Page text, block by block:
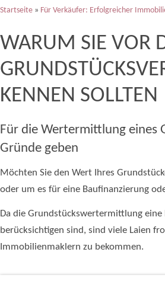
Startseite » Für Verkäufer: Erfolgreicher
WARUM SIE VOR
KENNEN SOLLTEN
Für die Wertermittlung eines
Gründe geben
Möchten Sie den Wert Ihres
oder um es für eine Baufinanzierung
Da die Grundstückswertermittlung
berücksichtigen sind, sind viele Laien
Immobilienmaklern zu bekommen.